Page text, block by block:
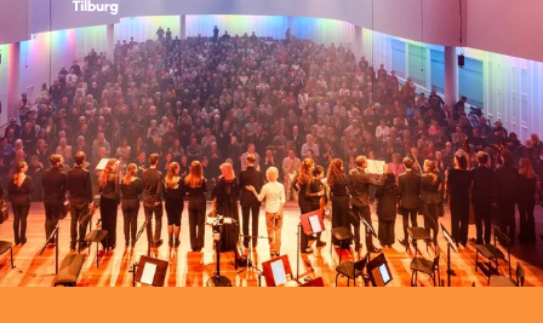
Jostijn Ligtvoet